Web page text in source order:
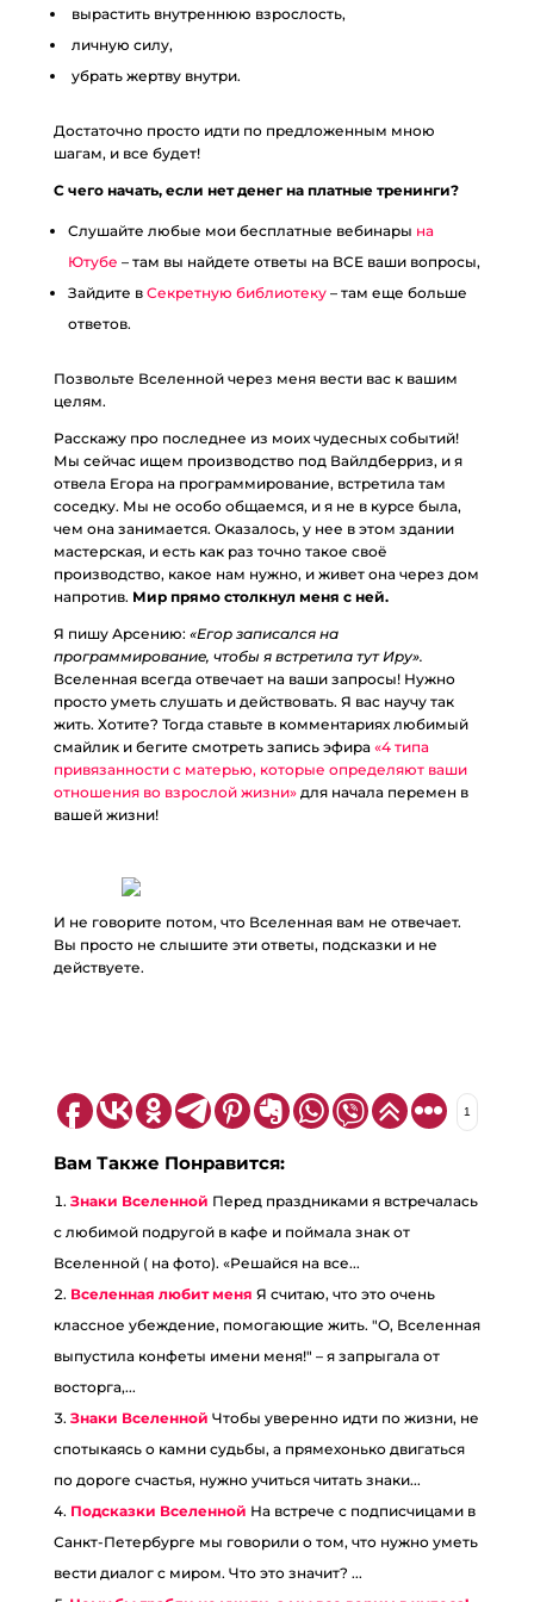
вырастить внутреннюю взрослость,
личную силу,
убрать жертву внутри.
Достаточно просто идти по предложенным мною
шагам, и все будет!
С чего начать, если нет денег на платные тренинги?
Слушайте любые мои бесплатные вебинары на
Ютубе – там вы найдете ответы на ВСЕ ваши вопросы,
Зайдите в Секретную библиотеку– там еще больше
ответов.
Позвольте Вселенной через меня вести вас к вашим
целям.
Расскажу про последнее из моих чудесных событий!
Мы сейчас ищем производство под Вайлдберриз, и я
отвела Егора на программирование, встретила там
соседку. Мы не особо общаемся, и я не в курсе была,
чем она занимается. Оказалось, у нее в этом здании
мастерская, и есть как раз точно такое своё
производство, какое нам нужно, и живет она через дом
напротив. Мир прямо столкнул меня с ней.
Я пишу Арсению: «Егор записался на
программирование, чтобы я встретила тут Иру».
Вселенная всегда отвечает на ваши запросы! Нужно
просто уметь слушать и действовать. Я вас научу так
жить. Хотите? Тогда ставьте в комментариях любимый
смайлик и бегите смотреть запись эфира «4 типа
привязанности с матерью, которые определяют ваши
отношения во взрослой жизни»для начала перемен в
вашей жизни!
И не говорите потом, что Вселенная вам не отвечает.
Вы просто не слышите эти ответы, подсказки и не
действуете.
1
Вам Также Понравится:
Знаки Вселенной Перед праздниками я встречалась
с любимой подругой в кафе и поймала знак от
Вселенной ( на фото). «Решайся на все...
Вселенная любит меня Я считаю, что это очень
классное убеждение, помогающие жить. "О, Вселенная
выпустила конфеты имени меня!" – я запрыгала от
восторга,...
Знаки Вселенной Чтобы уверенно идти по жизни, не
спотыкаясь о камни судьбы, а прямехонько двигаться
по дороге счастья, нужно учиться читать знаки...
Подсказки Вселенной На встрече с подписчицами в
Санкт-Петербурге мы говорили о том, что нужно уметь
вести диалог с миром. Что это значит? ...